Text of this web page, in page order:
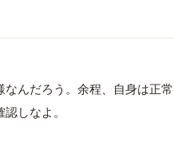
んだろう。余程、自身は正常
しなよ。